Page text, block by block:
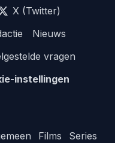
X (Twitter)
Nieuws
vragen
instellingen
Films
Series